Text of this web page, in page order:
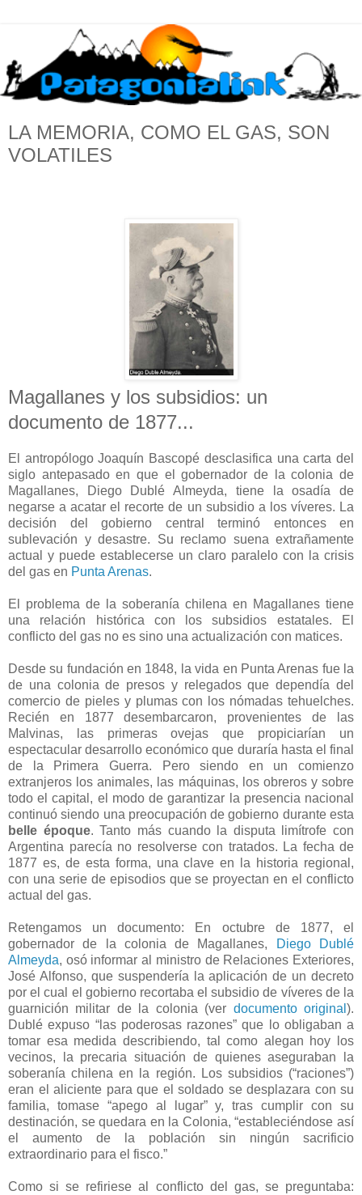
LA MEMORIA, COMO EL GAS, SON
VOLATILES
Magallanes y los subsidios: un
documento de 1877...
El antropólogo Joaquín Bascopé desclasifica una carta del
siglo antepasado en que el gobernador de la colonia de
Magallanes, Diego Dublé Almeyda, tiene la osadía de
negarse a acatar el recorte de un subsidio a los víveres. La
decisión del gobierno central terminó entonces en
sublevación y desastre. Su reclamo suena extrañamente
actual y puede establecerse un claro paralelo con la crisis
del gas en Punta Arenas.
El problema de la soberanía chilena en Magallanes tiene
una relación histórica con los subsidios estatales. El
conflicto del gas no es sino una actualización con matices.
Desde su fundación en 1848, la vida en Punta Arenas fue la
de una colonia de presos y relegados que dependía del
comercio de pieles y plumas con los nómadas tehuelches.
Recién en 1877 desembarcaron, provenientes de las
Malvinas, las primeras ovejas que propiciarían un
espectacular desarrollo económico que duraría hasta el final
de la Primera Guerra. Pero siendo en un comienzo
extranjeros los animales, las máquinas, los obreros y sobre
todo el capital, el modo de garantizar la presencia nacional
continuó siendo una preocupación de gobierno durante esta
belle époque. Tanto más cuando la disputa limítrofe con
Argentina parecía no resolverse con tratados. La fecha de
1877 es, de esta forma, una clave en la historia regional,
con una serie de episodios que se proyectan en el conflicto
actual del gas.
Retengamos un documento: En octubre de 1877, el
gobernador de la colonia de Magallanes,
Diego Dublé
Almeyda, osó informar al ministro de Relaciones Exteriores,
José Alfonso, que suspendería la aplicación de un decreto
por el cual el gobierno recortaba el subsidio de víveres de la
guarnición militar de la colonia (ver documento original).
Dublé expuso “las poderosas razones” que lo obligaban a
tomar esa medida describiendo, tal como alegan hoy los
vecinos, la precaria situación de quienes aseguraban la
soberanía chilena en la región. Los subsidios (“raciones”)
eran el aliciente para que el soldado se desplazara con su
familia, tomase “apego al lugar” y, tras cumplir con su
destinación, se quedara en la Colonia, “estableciéndose así
el aumento de la población sin ningún sacrificio
extraordinario para el fisco.”
Como si se refiriese al conflicto del gas, se preguntaba: